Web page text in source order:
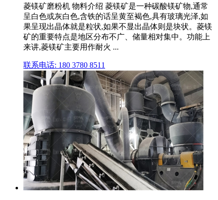
菱镁矿磨粉机 物料介绍 菱镁矿是一种碳酸镁矿物,通常
呈白色或灰白色,含铁的话呈黄至褐色,具有玻璃光泽,如
果呈现出晶体就是粒状,如果不显出晶体则是块状。菱镁
矿的重要特点是地区分布不广、储量相对集中。功能上
来讲,菱镁矿主要用作耐火 ...
联系电话: 180 3780 8511